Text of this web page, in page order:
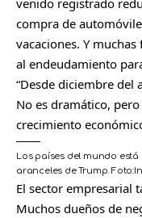
compra de
vacaciones. Y
al endeudamiento
“Desde diciembre del
No es dramático,
crecimiento
Los países del mundo
aranceles de Trump. Foto:
El sector empresarial
Muchos dueños de